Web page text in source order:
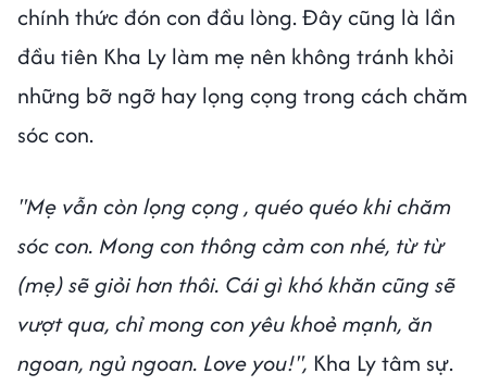
chính thức đón con đầu lòng. Đây cũng là lần
đầu tiên Kha Ly làm mẹ nên không tránh khỏi
những bỡ ngỡ hay lọng cọng trong cách chăm
sóc con.
"Mẹ vẫn còn lọng cọng , quéo quéo khi chăm
sóc con. Mong con thông cảm con nhé, từ từ
(mẹ) sẽ giỏi hơn thôi. Cái gì khó khăn cũng sẽ
vượt qua, chỉ mong con yêu khoẻ mạnh, ăn
ngoan, ngủ ngoan. Love you!", Kha Ly tâm sự.